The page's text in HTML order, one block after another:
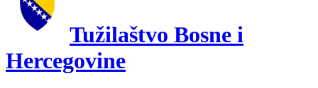
Tužilaštvo Bosne i
Hercegovine